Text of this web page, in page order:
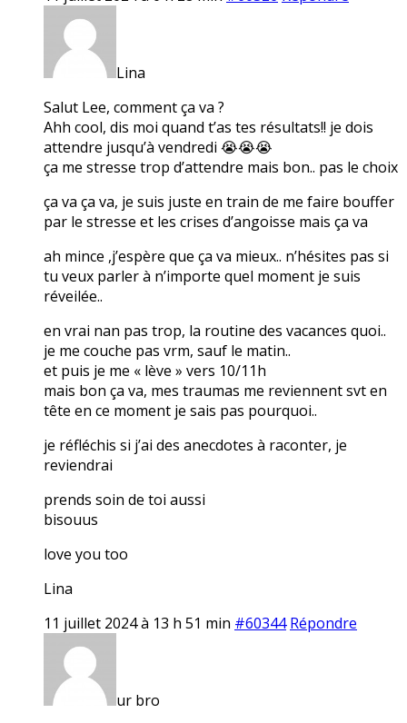
Lina
Salut Lee, comment ça va ?
Ahh cool, dis moi quand t’as tes résultats!! je dois
attendre jusqu’à vendredi 😭😭😭
ça me stresse trop d’attendre mais bon.. pas le choix
ça va ça va, je suis juste en train de me faire bouffer
par le stresse et les crises d’angoisse mais ça va
ah mince ,j’espère que ça va mieux.. n’hésites pas si
tu veux parler à n’importe quel moment je suis
réveilée..
en vrai nan pas trop, la routine des vacances quoi..
je me couche pas vrm, sauf le matin..
et puis je me « lève » vers 10/11h
mais bon ça va, mes traumas me reviennent svt en
tête en ce moment je sais pas pourquoi..
je réfléchis si j’ai des anecdotes à raconter, je
reviendrai
prends soin de toi aussi
bisouus
love you too
Lina
11 juillet 2024 à 13 h 51 min #60344 Répondre
ur bro